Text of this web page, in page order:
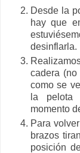
Desde la
hay que
desinflarla.
cadera
como se
la pelota
momento
Para
brazos
posición